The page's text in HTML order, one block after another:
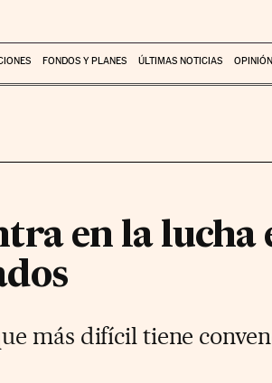
FONDOS Y PLANES ÚLTIMAS NOTICIAS OPINIÓN
en la lucha
más difícil tiene